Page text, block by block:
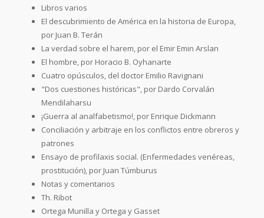
Libros varios
El descubrimiento de América en la historia de Europa,
por Juan B. Terán
La verdad sobre el harem, por el Emir Emin Arslan
El hombre, por Horacio B. Oyhanarte
Cuatro opúsculos, del doctor Emilio Ravignani
"Dos cuestiones históricas", por Dardo Corvalán
Mendilaharsu
¡Guerra al analfabetismo!, por Enrique Dickmann
Conciliación y arbitraje en los conflictos entre obreros y
patrones
Ensayo de profilaxis social. (Enfermedades venéreas,
prostitución), por Juan Túmburus
Notas y comentarios
Th. Ribot
Ortega Munilla y Ortega y Gasset